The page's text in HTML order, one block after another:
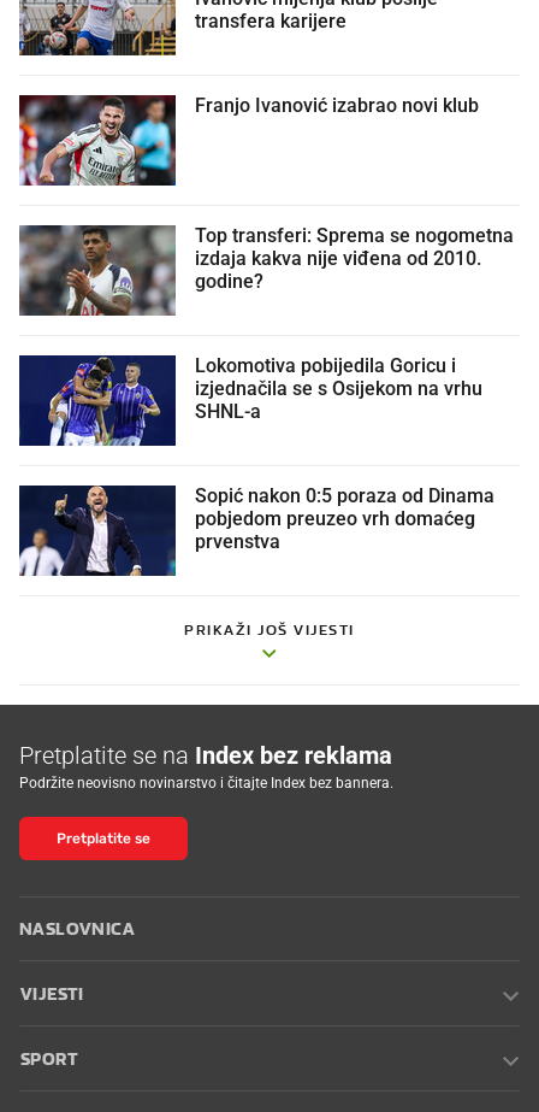
transfera karijere
Franjo Ivanović izabrao novi klub
Top transferi: Sprema se nogometna
izdaja kakva nije viđena od 2010.
godine?
Lokomotiva pobijedila Goricu i
izjednačila se s Osijekom na vrhu
SHNL-a
Sopić nakon 0:5 poraza od Dinama
pobjedom preuzeo vrh domaćeg
prvenstva
PRIKAŽI JOŠ VIJESTI
Pretplatite se na Index bez reklama
Podržite neovisno novinarstvo i čitajte Index bez bannera.
Pretplatite se
NASLOVNICA
VIJESTI
SPORT